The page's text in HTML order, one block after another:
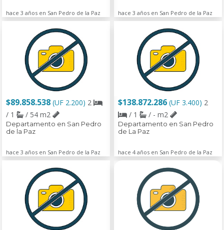
hace 3 años en San Pedro de la Paz hace 3 años en San Pedro de la Paz
$89.858.538 (UF 2.200) 2
/ 1
/ 54 m2
Departamento en San Pedro
de la Paz
hace 3 años en San Pedro de la Paz
$138.872.286 (UF 3.400) 2
/ 1
/ - m2
Departamento en San Pedro
de La Paz
hace 4 años en San Pedro de la Paz